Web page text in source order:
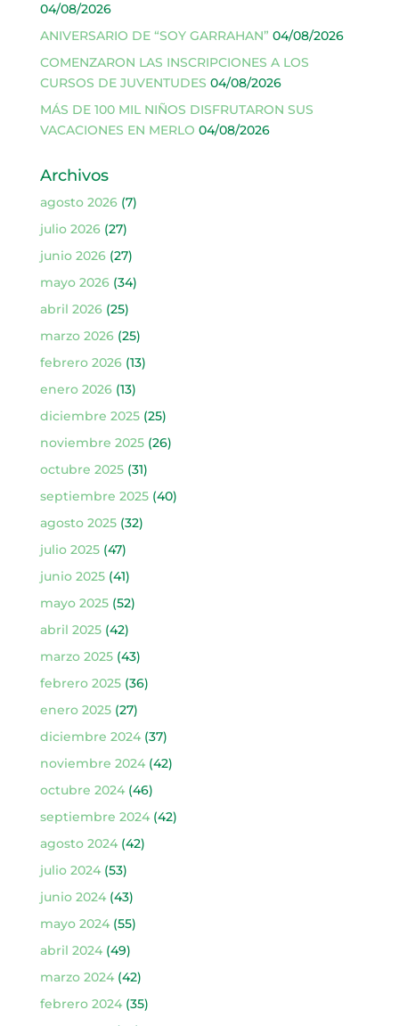
04/08/2026
ANIVERSARIO DE “SOY GARRAHAN” 04/08/2026
COMENZARON LAS INSCRIPCIONES A LOS
CURSOS DE JUVENTUDES 04/08/2026
MÁS DE 100 MIL NIÑOS DISFRUTARON SUS
VACACIONES EN MERLO 04/08/2026
Archivos
agosto 2026(7)
julio 2026(27)
junio 2026(27)
mayo 2026(34)
abril 2026(25)
marzo 2026(25)
febrero 2026(13)
enero 2026(13)
diciembre 2025(25)
noviembre 2025(26)
octubre 2025(31)
septiembre 2025(40)
agosto 2025(32)
julio 2025(47)
junio 2025(41)
mayo 2025(52)
abril 2025(42)
marzo 2025(43)
febrero 2025(36)
enero 2025(27)
diciembre 2024(37)
noviembre 2024(42)
octubre 2024(46)
septiembre 2024(42)
agosto 2024(42)
julio 2024(53)
junio 2024(43)
mayo 2024(55)
abril 2024(49)
marzo 2024(42)
febrero 2024(35)